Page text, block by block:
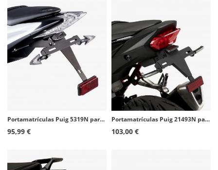
Portamatrículas Puig 5319N para BMW S1000R (14-20), S1000RR (09-18)
95,99 €
Portamatrículas Puig 21493N para Honda CB500/750 Hornet (23-26)
103,00 €